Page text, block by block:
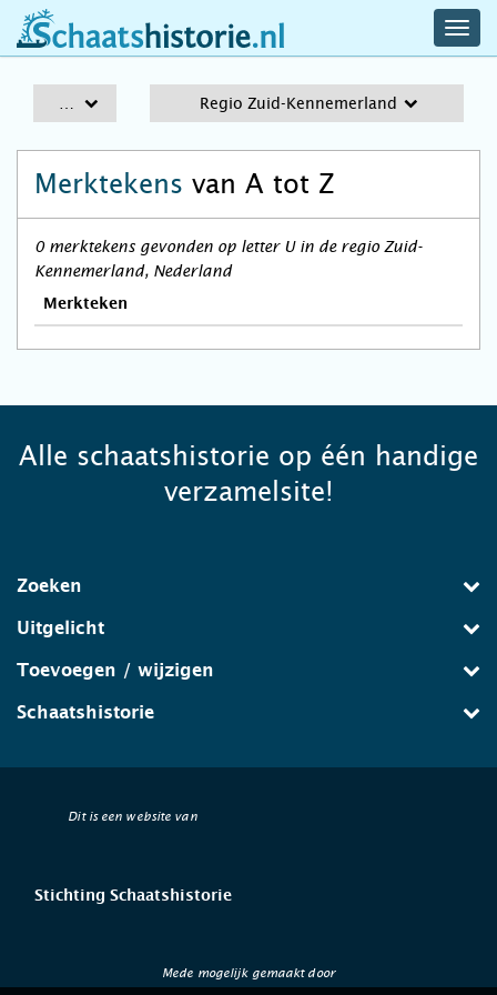
schaatshistorie.nl
Regio Zuid-Kennemerland
Merktekens van A tot Z
0 merktekens gevonden op letter U in de regio Zuid-
Kennemerland, Nederland
Merkteken
Alle schaatshistorie op één handige
verzamelsite!
Zoeken
Uitgelicht
Toevoegen / wijzigen
Schaatshistorie
Dit is een website van
Stichting Schaatshistorie
Mede mogelijk gemaakt door